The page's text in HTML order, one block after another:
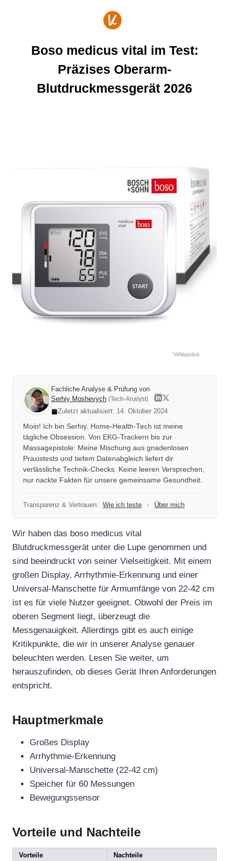
Boso medicus vital im Test:
Präzises Oberarm-
Blutdruckmessgerät 2026
*Affiliatelink
Fachliche Analyse & Prüfung von
Serhiy Moshevych (Tech-Analyst)
Zuletzt aktualisiert: 14. Oktober 2024
Moin! Ich bin Serhiy. Home-Health-Tech ist meine
tägliche Obsession. Von EKG-Trackern bis zur
Massagepistole: Meine Mischung aus gnadenlosen
Praxistests und tiefem Datenabgleich liefert dir
verlässliche Technik-Checks. Keine leeren Versprechen,
nur nackte Fakten für unsere gemeinsame Gesundheit.
Transparenz & Vertrauen: Wie ich teste • Über mich
Wir haben das boso medicus vital
Blutdruckmessgerät unter die Lupe genommen und
sind beeindruckt von seiner Vielseitigkeit. Mit einem
großen Display, Arrhythmie-Erkennung und einer
Universal-Manschette für Armumfänge von 22-42 cm
ist es für viele Nutzer geeignet. Obwohl der Preis im
oberen Segment liegt, überzeugt die
Messgenauigkeit. Allerdings gibt es auch einige
Kritikpunkte, die wir in unserer Analyse genauer
beleuchten werden. Lesen Sie weiter, um
herauszufinden, ob dieses Gerät Ihren Anforderungen
entspricht.
Hauptmerkmale
Großes Display
Arrhythmie-Erkennung
Universal-Manschette (22-42 cm)
Speicher für 60 Messungen
Bewegungssensor
Vorteile und Nachteile
Vorteile
Nachteile